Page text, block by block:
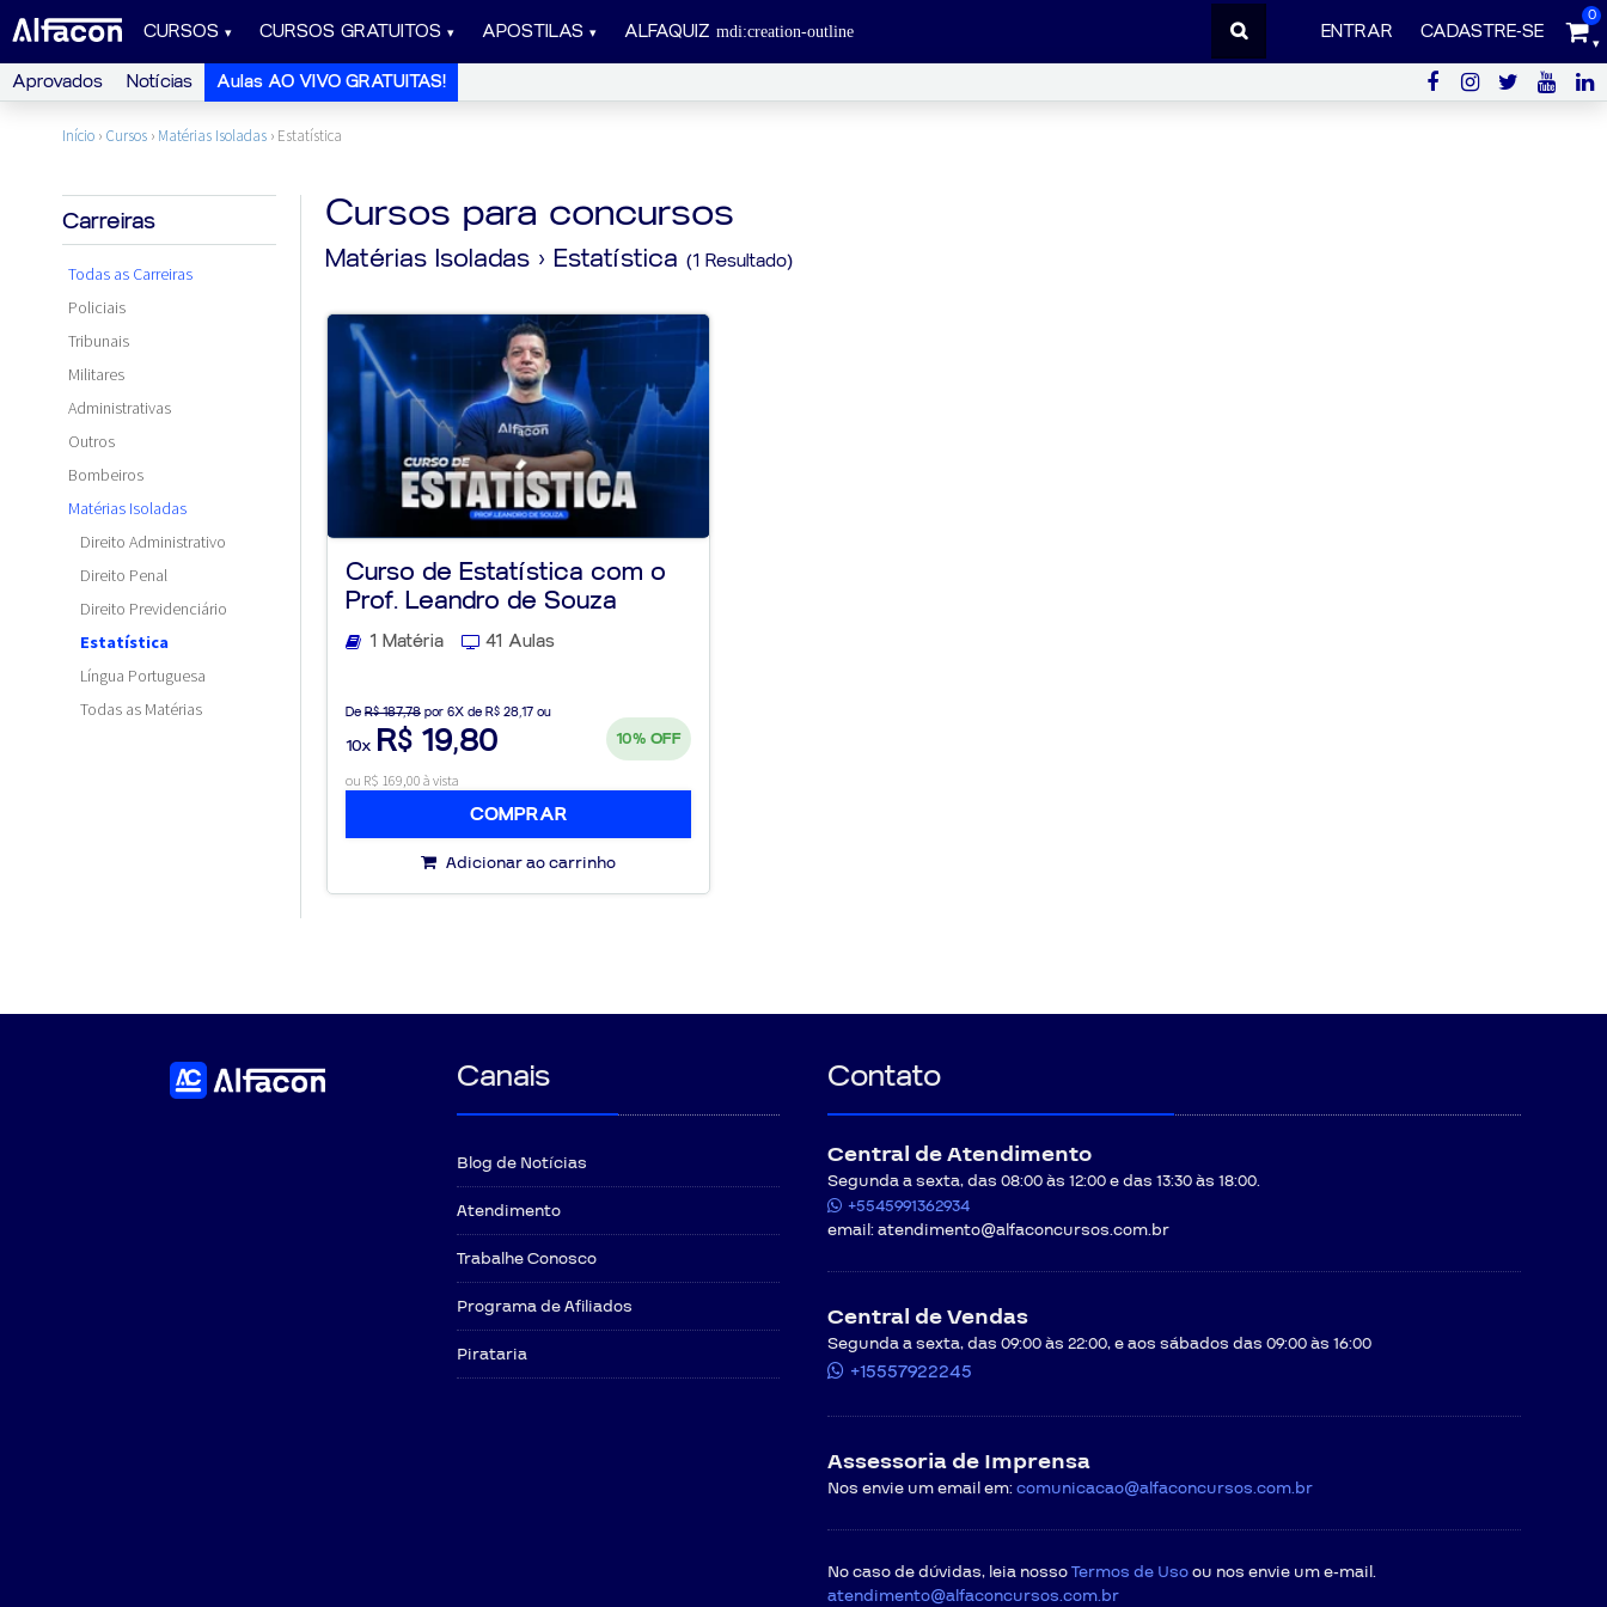
0
ENTRAR CADASTRE-SE
CURSOS CURSOS GRATUITOS APOSTILAS ALFAQUIZ
Aprovados Notícias Aulas AO VIVO GRATUITAS!
Início › Cursos › Matérias Isoladas › Estatística
Carreiras
Todas as Carreiras
Policiais
Tribunais
Militares
Administrativas
Outros
Bombeiros
Matérias Isoladas
Direito Administrativo
Direito Penal
Direito Previdenciário
Estatística
Língua Portuguesa
Todas as Matérias
Cursos para concursos
Matérias Isoladas › Estatística (1 Resultado)
Curso de Estatística com o
Prof. Leandro de Souza
1 Matéria 41 Aulas
De R$ 187,78 por 6X de R$ 28,17 ou
10x R$ 19,80 10% OFF
ou R$ 169,00 à vista
COMPRAR
Adicionar ao carrinho
Canais
Blog de Notícias
Atendimento
Trabalhe Conosco
Programa de Afiliados
Pirataria
Contato
Central de Atendimento
Segunda a sexta, das 08:00 às 12:00 e das 13:30 às 18:00.
+5545991362934
email:atendimento@alfaconcursos.com.br
Central de Vendas
Segunda a sexta, das 09:00 às 22:00, e aos sábados das 09:00 às 16:00
+15557922245
Assessoria de Imprensa
Nos envie um email em:comunicacao@alfaconcursos.com.br
No caso de dúvidas, leia nossoTermos de Usoou nos envie um e-mail.
atendimento@alfaconcursos.com.br